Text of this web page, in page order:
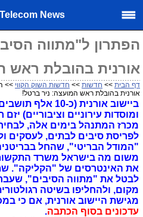
Telecom News - הפתרון ל"מתו...
הפתרון ל"מתווה
אורנית בהובלת ראש
דף הבית >> חדשות >> חדשות השוק הקווי >>
אורנית בהובלת ראש המועצה: ניר ברטל!
ומוסדות עירוניים וציבוריים)
מכרז המתנהל בימים אלה,
לפריסת סיבים לבתים, לעסקים
"המודל הבריטי", שהחל
משום מה בישראל משרד
את האינטרסים של "הקליקה".
לבטל את "מתווה הסיבים",
מקום, ולהחליפו בשיטה
מגישת היישוב אורנית, אם כי
עדכונים בסוף הכתבה.